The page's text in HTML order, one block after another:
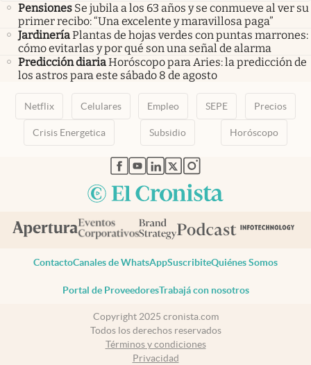
Pensiones Se jubila a los 63 años y se conmueve al ver su
primer recibo: “Una excelente y maravillosa paga”
JardineríaPlantas de hojas verdes con puntas marrones:
cómo evitarlas y por qué son una señal de alarma
Predicción diariaHoróscopo para Aries: la predicción de
los astros para este sábado 8 de agosto
Netflix Celulares Empleo SEPE Precios
Crisis Energetica Subsidio Horóscopo
abre en nueva pestaña
abre en nueva pestaña
abre en nueva pestaña
abre en nueva pestaña
abre en nueva pestaña
ContactoCanales de WhatsAppSuscribiteQuiénes Somos
Portal de ProveedoresTrabajá con nosotros
Copyright 2025 cronista.com
Todos los derechos reservados
Términos y condiciones
Privacidad